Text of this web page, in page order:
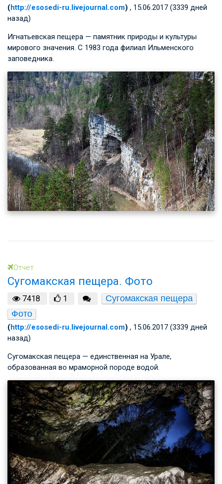
(http://esosedi-ru.livejournal.com) , 15.06.2017 (3339 дней
назад)
Игнатьевская пещера — памятник природы и культуры
мирового значения. С 1983 года филиал Ильменского
заповедника.
Отчет
Сугомакская пещера. Фото
7418 1
Сугомакская пещера
Фото
(http://esosedi-ru.livejournal.com) , 15.06.2017 (3339 дней
назад)
Сугомакская пещера — единственная на Урале,
образованная во мраморной породе водой.